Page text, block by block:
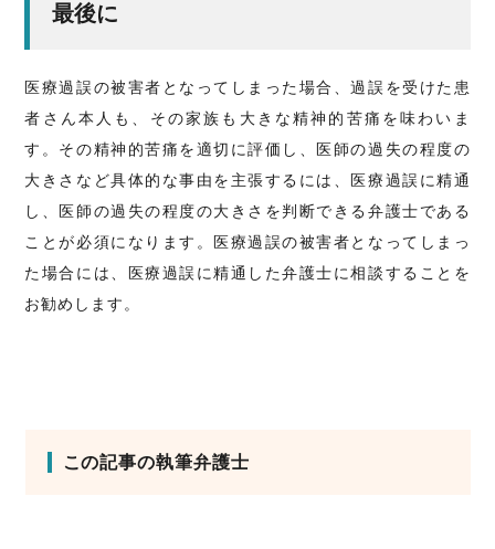
最後に
医療過誤の被害者となってしまった場合、過誤を受けた患
者さん本人も、その家族も大きな精神的苦痛を味わいま
す。その精神的苦痛を適切に評価し、医師の過失の程度の
大きさなど具体的な事由を主張するには、医療過誤に精通
し、医師の過失の程度の大きさを判断できる弁護士である
ことが必須になります。医療過誤の被害者となってしまっ
た場合には、医療過誤に精通した弁護士に相談することを
お勧めします。
この記事の執筆弁護士